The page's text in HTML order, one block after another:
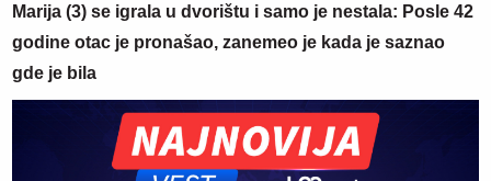
Marija (3) se igrala u dvorištu i samo je nestala: Posle 42
godine otac je pronašao, zanemeo je kada je saznao
gde je bila